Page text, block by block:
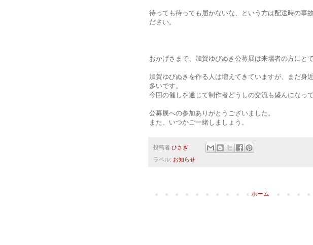
待っても待っても届かないな、という方は配送時の事
ださい。
おかげさまで、加賀ゆびぬき公募展は来場者の方にと
加賀ゆびぬきを作る人は増えてきていますが、まだ身
多いです。
今回の催しを通じて制作者どうしの交流も盛んになっ
公募展への参加ありがとうございました。
また、いつかご一緒しましょう。
投稿者 ひさぎ
ラベル: お知らせ
ホーム